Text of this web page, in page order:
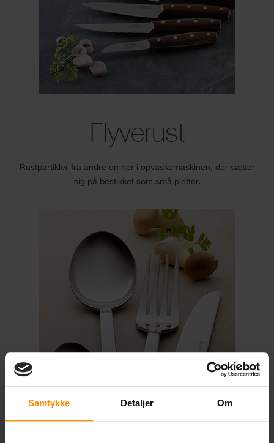
Samtykke Detaljer Om
Flyverust
Rustpartikler fra andre emner i opvaskemaskinen, der sætter
sig på bestikket som små pletter.